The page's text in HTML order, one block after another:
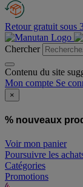
Retour gratuit sous
Chercher
Contenu du site
Mon compte Se
×
% nouveaux
Voir mon panier
Poursuivre les
Catégories
Promotions